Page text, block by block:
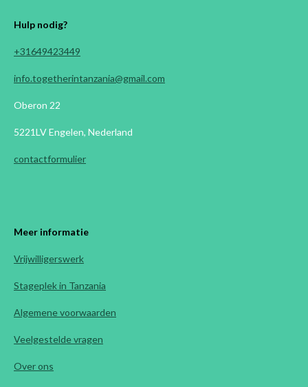
Hulp nodig?
+31649423449
info.togetherintanzania@gmail.com
Oberon 22
5221LV Engelen, Nederland
contactformulier
Meer informatie
Vrijwilligerswerk
Stageplek in Tanzania
Algemene voorwaarden
Veelgestelde vragen
Over ons